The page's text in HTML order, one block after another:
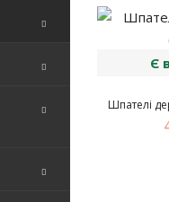
Є
Шпателі